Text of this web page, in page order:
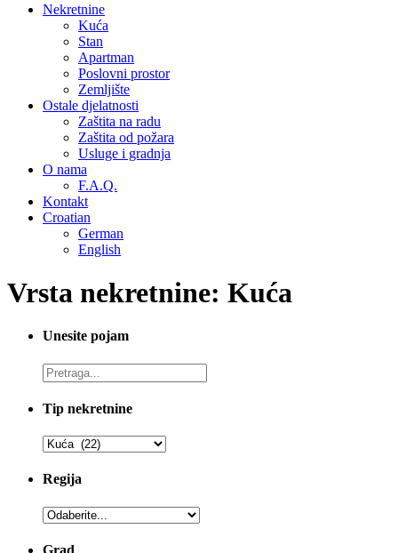
Nekretnine
Kuća
Stan
Apartman
Poslovni prostor
Zemljište
Ostale djelatnosti
Zaštita na radu
Zaštita od požara
Usluge i gradnja
O nama
F.A.Q.
Kontakt
Croatian
German
English
Vrsta nekretnine: Kuća
Unesite pojam
Tip nekretnine
Regija
Grad